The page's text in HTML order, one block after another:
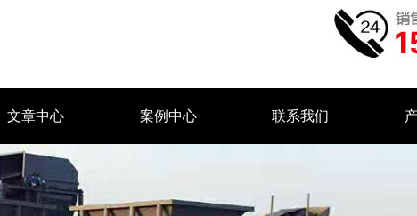
文章中心 案例中心 联系我们